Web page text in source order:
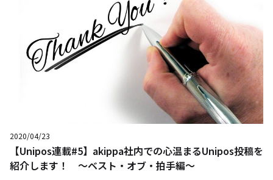
2020/04/23
【Unipos連載#5】akippa社内での心温まるUnipos投稿を
紹介します！ ～ベスト・オブ・拍手編～